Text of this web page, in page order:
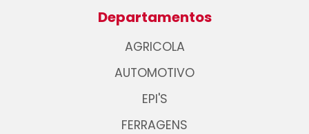
Departamentos
AGRICOLA
AUTOMOTIVO
EPI'S
FERRAGENS